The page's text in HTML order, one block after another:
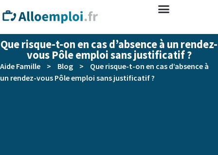
Que risque-t-on en cas d’absence à un rendez-
vous Pôle emploi sans justificatif ?
Aide Famille > Blog >
Que risque-t-on en cas d’absence à
un rendez-vous Pôle emploi sans justificatif ?